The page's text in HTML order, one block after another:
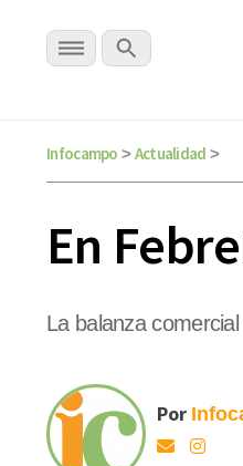
Infocampo > Actualidad >
En
La balanza
Por